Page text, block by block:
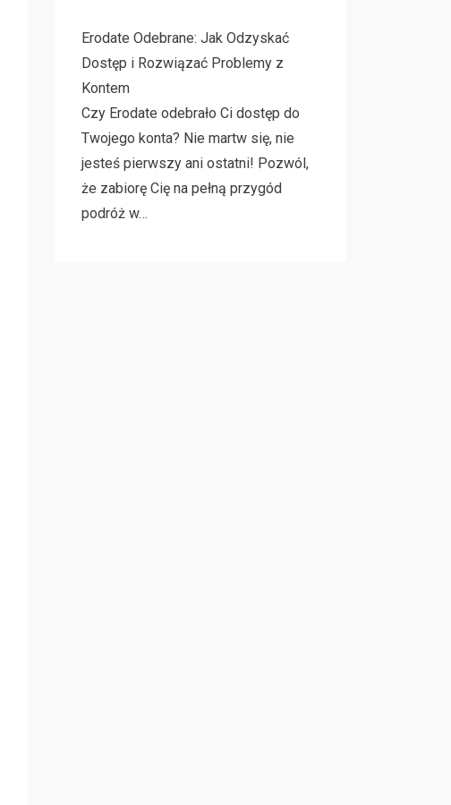
Erodate Odebrane: Jak Odzyskać
Dostęp i Rozwiązać Problemy z
Kontem
Czy Erodate odebrało Ci dostęp do
Twojego konta? Nie martw się, nie
jesteś pierwszy ani ostatni! Pozwól,
że zabiorę Cię na pełną przygód
podróż w…